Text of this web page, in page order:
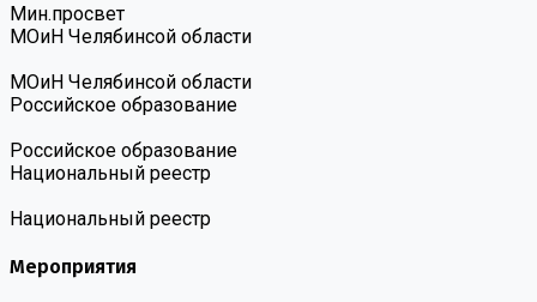
Мин.просвет
МОиН Челябинсой области
МОиН Челябинсой области
Российское образование
Российское образование
Национальный реестр
Национальный реестр
Мероприятия